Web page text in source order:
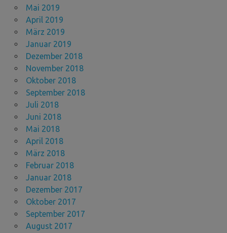
Mai 2019
April 2019
März 2019
Januar 2019
Dezember 2018
November 2018
Oktober 2018
September 2018
Juli 2018
Juni 2018
Mai 2018
April 2018
März 2018
Februar 2018
Januar 2018
Dezember 2017
Oktober 2017
September 2017
August 2017